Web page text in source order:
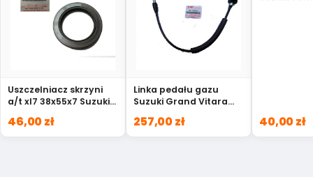
Uszczelniacz skrzyni
a/t xl7 38x55x7 Suzuki
54J10
46,00 zł
Linka pedału gazu
Suzuki Grand Vitara
257,00 zł 40,00 zł